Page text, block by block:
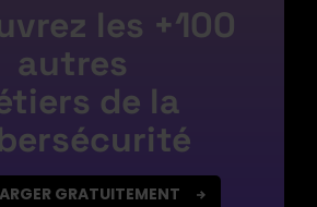
les +100
autres
de la
GRATUITEMENT